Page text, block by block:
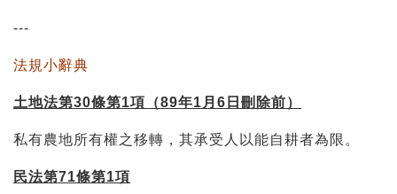
---
法規小辭典
土地法第30條第1項（89年1月6日刪除前）
私有農地所有權之移轉，其承受人以能自耕者為限。
民法第71條第1項